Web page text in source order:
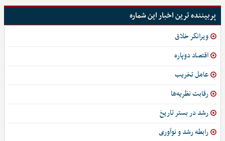
پربیننده ترین اخبار این شماره
ویرانگر خلاق
اقتصاد دوپاره
عامل تخریب
رقابت نظریه‌ها
رشد در بستر تاریخ
رابطه رشد و نوآوری